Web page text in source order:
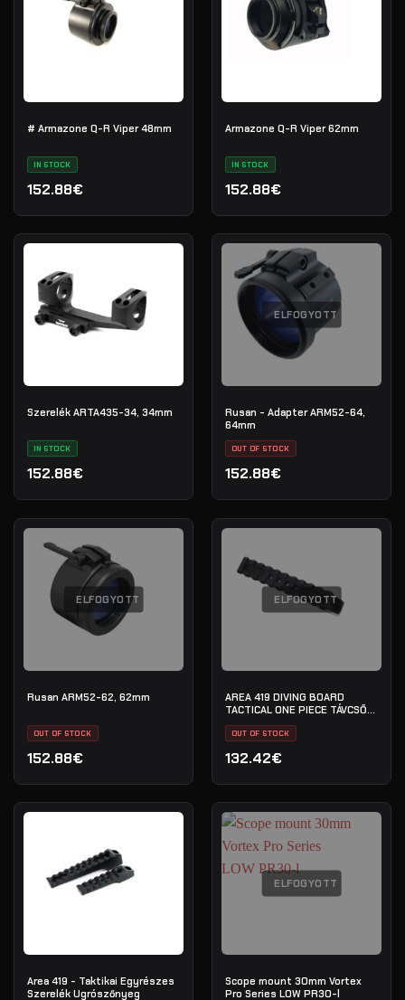
# Armazone Q-R Viper 48mm
IN STOCK
152.88€
Armazone Q-R Viper 62mm
IN STOCK
152.88€
Szerelék ARTA435-34, 34mm
IN STOCK
152.88€
ELFOGYOTT
Rusan - Adapter ARM52-64,
64mm
OUT OF STOCK
152.88€
ELFOGYOTT
Rusan ARM52-62, 62mm
OUT OF STOCK
152.88€
ELFOGYOTT
AREA 419 DIVING BOARD
TACTICAL ONE PIECE TÁVCSŐ
OUT OF STOCK
132.42€
Area 419 - Taktikai Egyrészes
Szerelék Ugrószőnyeg
ELFOGYOTT
Scope mount 30mm Vortex
Pro Series LOW PR30-l